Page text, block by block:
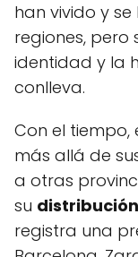
han vivido y
regiones, pero
identidad y la
conlleva.
Con el tiempo,
más allá de
a otras
su
registra una